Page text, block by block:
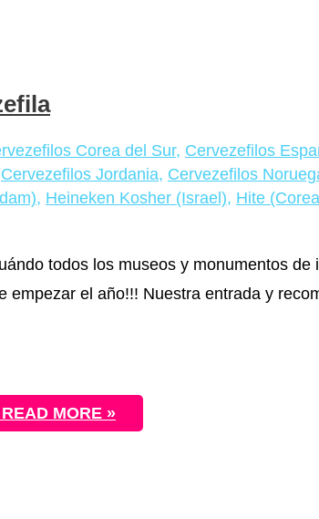
Corea del Sur, Cervezefilos
Cervezefilos Jordania, Cervezefilos
, Heineken Kosher (Israel), Hite
todos los museos y monumentos
el año!!! Nuestra entrada y
READ MORE »